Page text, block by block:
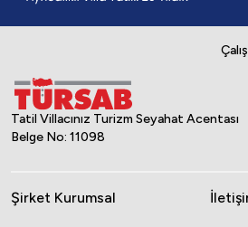
Tatil Villacınız Turizm Seyahat Acentası
Belge No: 11098
Şirket Kurumsal